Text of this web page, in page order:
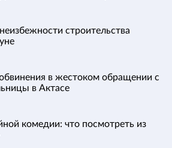
строительства
в жестоком обращении с
в Актасе
комедии: что посмотреть из